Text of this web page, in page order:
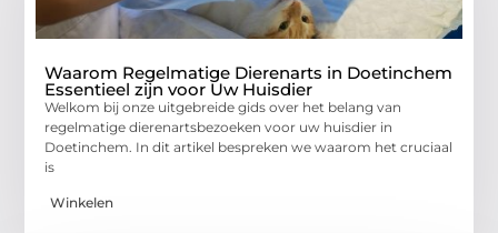
Waarom Regelmatige Dierenarts in Doetinchem
Essentieel zijn voor Uw Huisdier
Welkom bij onze uitgebreide gids over het belang van
regelmatige dierenartsbezoeken voor uw huisdier in
Doetinchem. In dit artikel bespreken we waarom het cruciaal
is
Winkelen